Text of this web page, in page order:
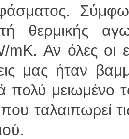
θερμικής
Αν όλες οι
μας ήταν
πολύ μειωμένο
ταλαιπωρεί